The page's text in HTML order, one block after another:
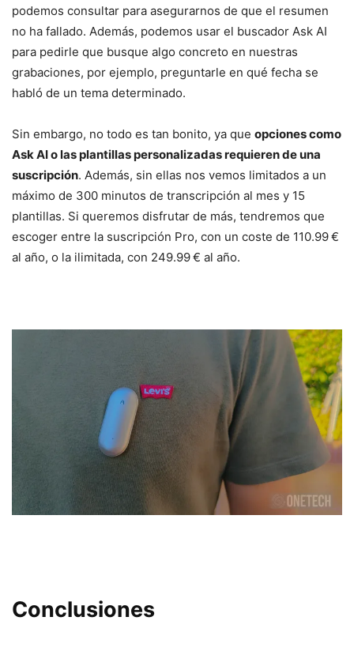
podemos consultar para asegurarnos de que el resumen
no ha fallado. Además, podemos usar el buscador Ask AI
para pedirle que busque algo concreto en nuestras
grabaciones, por ejemplo, preguntarle en qué fecha se
habló de un tema determinado.
Sin embargo, no todo es tan bonito, ya que opciones como
Ask AI o las plantillas personalizadas requieren de una
suscripción. Además, sin ellas nos vemos limitados a un
máximo de 300 minutos de transcripción al mes y 15
plantillas. Si queremos disfrutar de más, tendremos que
escoger entre la suscripción Pro, con un coste de 110.99 €
al año, o la ilimitada, con 249.99 € al año.
Conclusiones